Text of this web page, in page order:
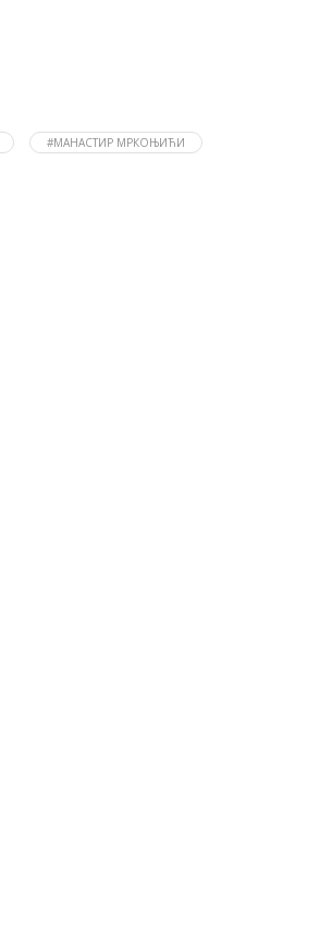
#МАНАСТИР МРКОЊИЋИ